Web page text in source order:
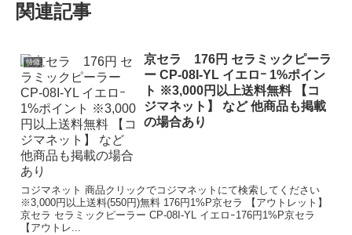
関連記事
特価
京セラ 176円 セラミックピーラ
ー CP-08I-YL イエロｰ 1%ポイン
ト ※3,000円以上送料無料 【コ
ジマネット】 など 他商品も掲載
の場合あり
コジマネット 商品クリックでコジマネットにて検索してください
※3,000円以上送料(550円)無料 176円1%P京セラ 【アウトレット】
京セラ セラミックピーラー CP-08I-YL イエロｰ176円1%P京セラ
【アウトレ...